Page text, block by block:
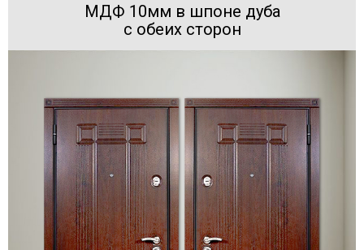
МДФ 10мм в шпоне дуба
с обеих сторон